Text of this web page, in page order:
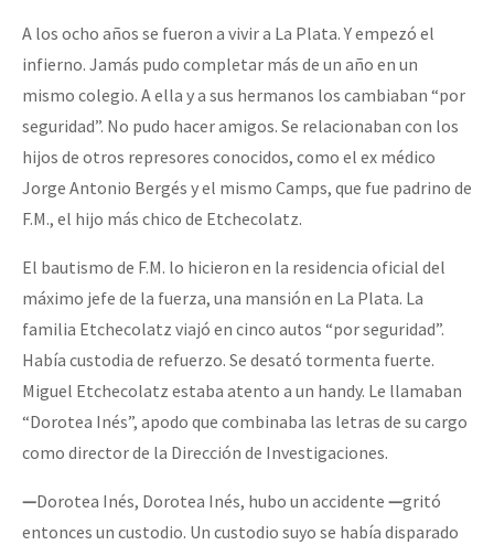
A los ocho años se fueron a vivir a La Plata. Y empezó el
infierno. Jamás pudo completar más de un año en un
mismo colegio. A ella y a sus hermanos los cambiaban “por
seguridad”. No pudo hacer amigos. Se relacionaban con los
hijos de otros represores conocidos, como el ex médico
Jorge Antonio Bergés y el mismo Camps, que fue padrino de
F.M., el hijo más chico de Etchecolatz.
El bautismo de F.M. lo hicieron en la residencia oficial del
máximo jefe de la fuerza, una mansión en La Plata. La
familia Etchecolatz viajó en cinco autos “por seguridad”.
Había custodia de refuerzo. Se desató tormenta fuerte.
Miguel Etchecolatz estaba atento a un handy. Le llamaban
“Dorotea Inés”, apodo que combinaba las letras de su cargo
como director de la Dirección de Investigaciones.
—Dorotea Inés, Dorotea Inés, hubo un accidente —gritó
entonces un custodio. Un custodio suyo se había disparado